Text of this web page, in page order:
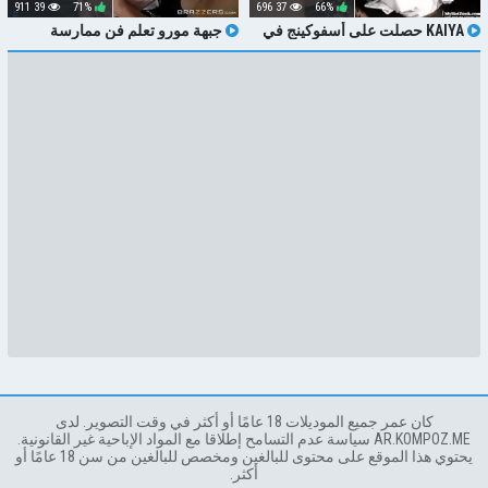
KAIYA حصلت على أسفوكينج في
الملابس الداخلية
66%
37 696
جبهة مورو تعلم فن ممارسة
الجنس السحاقي
71%
39 911
كان عمر جميع الموديلات 18 عامًا أو أكثر في وقت التصوير. لدى
AR.KOMPOZ.ME سياسة عدم التسامح إطلاقا مع المواد الإباحية غير القانونية.
يحتوي هذا الموقع على محتوى للبالغين ومخصص للبالغين من سن 18 عامًا أو
أكثر.